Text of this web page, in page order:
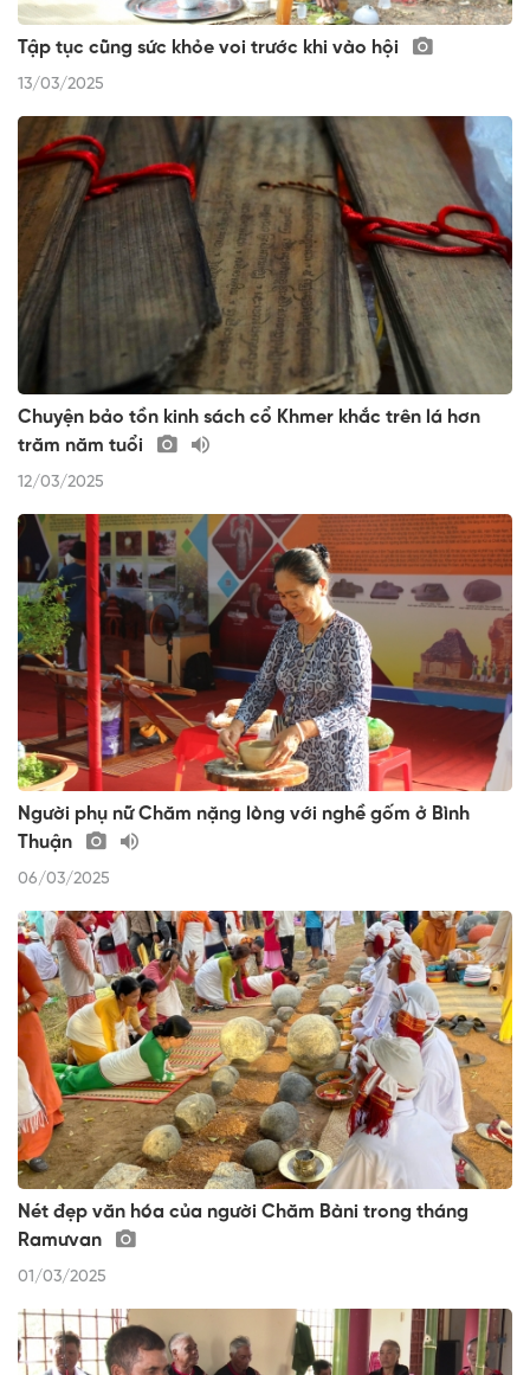
Tập tục cũng sức khỏe voi trước khi vào hội
13/03/2025
Chuyện bảo tồn kinh sách cổ Khmer khắc trên lá hơn
trăm năm tuổi
12/03/2025
Người phụ nữ Chăm nặng lòng với nghề gốm ở Bình
Thuận
06/03/2025
Nét đẹp văn hóa của người Chăm Bàni trong tháng
Ramưvan
01/03/2025